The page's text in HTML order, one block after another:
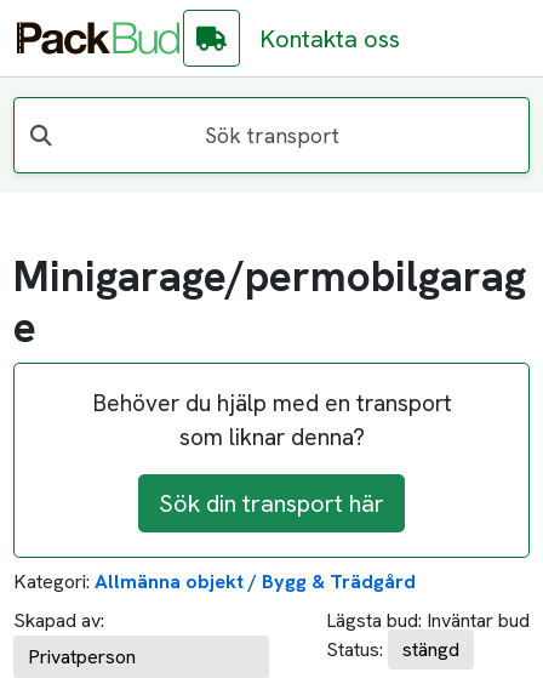
Kontakta oss
Sök transport
Minigarage/permobilgarag
e
Behöver du hjälp med en transport
som liknar denna?
Sök din transport här
Kategori: Allmänna objekt / Bygg & Trädgård
Skapad av:
Privatperson
Lägsta bud: Inväntar bud
Status:
stängd